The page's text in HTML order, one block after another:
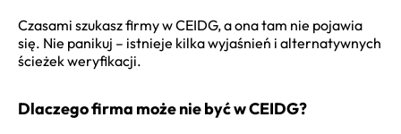
Czasami szukasz firmy w CEIDG, a ona tam nie pojawia
się. Nie panikuj – istnieje kilka wyjaśnień i alternatywnych
ścieżek weryfikacji.
Dlaczego firma może nie być w CEIDG?